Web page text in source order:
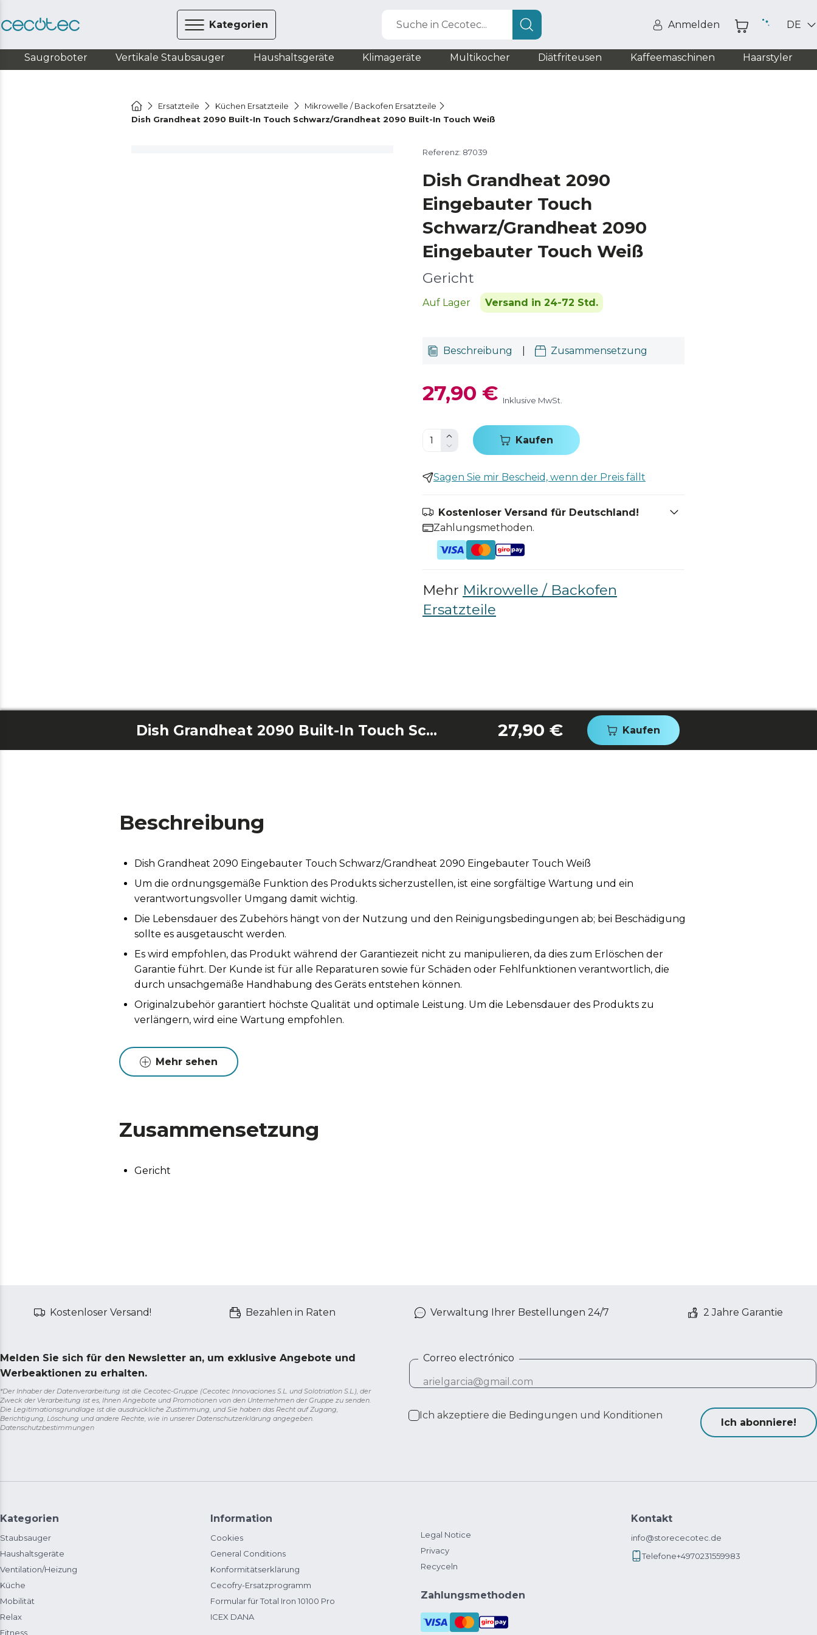
Kategorien Suche in Cecotec... Anmelden DE
Saugroboter Vertikale Staubsauger Haushaltsgeräte Klimageräte Multikocher Diätfriteusen Kaffeemaschinen Haarstyler
Ersatzteile Küchen Ersatzteile
Mikrowelle / Backofen Ersatzteile
Dish Grandheat 2090 Built-In Touch Schwarz/Grandheat 2090 Built-In Touch Weiß
Referenz: 87039
Dish Grandheat 2090
Eingebauter Touch
Schwarz/Grandheat 2090
Eingebauter Touch Weiß
Gericht
Auf Lager Versand in 24-72 Std.
Beschreibung Zusammensetzung
27,90 € Inklusive MwSt.
Kaufen
Sagen Sie mir Bescheid, wenn der Preis fällt
Kostenloser Versand für Deutschland!
Zahlungsmethoden.
Mehr Mikrowelle / Backofen
Ersatzteile
Dish Grandheat 2090 Built-In Touch Schwarz/Grandheat 2090 Built-In Touch Weiß 27,90 € Kaufen
Beschreibung
Dish Grandheat 2090 Eingebauter Touch Schwarz/Grandheat 2090 Eingebauter Touch Weiß
Um die ordnungsgemäße Funktion des Produkts sicherzustellen, ist eine sorgfältige Wartung und ein
verantwortungsvoller Umgang damit wichtig.
Die Lebensdauer des Zubehörs hängt von der Nutzung und den Reinigungsbedingungen ab; bei Beschädigung
sollte es ausgetauscht werden.
Es wird empfohlen, das Produkt während der Garantiezeit nicht zu manipulieren, da dies zum Erlöschen der
Garantie führt. Der Kunde ist für alle Reparaturen sowie für Schäden oder Fehlfunktionen verantwortlich, die
durch unsachgemäße Handhabung des Geräts entstehen können.
Originalzubehör garantiert höchste Qualität und optimale Leistung. Um die Lebensdauer des Produkts zu
verlängern, wird eine Wartung empfohlen.
Mehr sehen
Zusammensetzung
Gericht
Kostenloser Versand! Bezahlen in Raten Verwaltung Ihrer Bestellungen 24/7 2 Jahre Garantie
Melden Sie sich für den Newsletter an, um exklusive Angebote und
Werbeaktionen zu erhalten.
*Der Inhaber der Datenverarbeitung ist die Cecotec-Gruppe (Cecotec Innovaciones S.L. und Solotriatlon S.L.), der
Zweck der Verarbeitung ist es, Ihnen Angebote und Promotionen von den Unternehmen der Gruppe zu senden.
Die Legitimationsgrundlage ist die ausdrückliche Zustimmung, und Sie haben das Recht auf Zugang,
Berichtigung, Löschung und andere Rechte, wie in unserer Datenschutzerklärung angegeben.
Datenschutzbestimmungen
Correo electrónico
Ich akzeptiere die Bedingungen und Konditionen
Ich abonniere!
Kategorien
Staubsauger
Haushaltsgeräte
Ventilation/Heizung
Küche
Mobilität
Relax
Fitness
Information
Cookies
General Conditions
Konformitätserklärung
Cecofry-Ersatzprogramm
Formular für Total Iron 10100 Pro
ICEX DANA
Legal Notice
Privacy
Recyceln
Zahlungsmethoden
Kontakt
info@storececotec.de
Telefone+4970231559983